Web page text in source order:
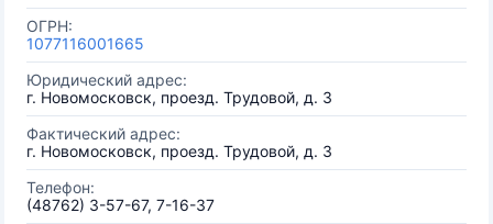
ОГРН:
1077116001665
Юридический адрес:
г. Новомосковск, проезд. Трудовой, д. 3
Фактический адрес:
г. Новомосковск, проезд. Трудовой, д. 3
Телефон:
(48762) 3-57-67, 7-16-37